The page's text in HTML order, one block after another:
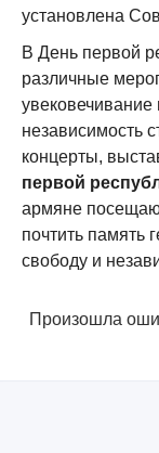
установлена
В День первой
различные
увековечивание
независимость
концерты,
первой
армяне
почтить память
свободу и
Произошла